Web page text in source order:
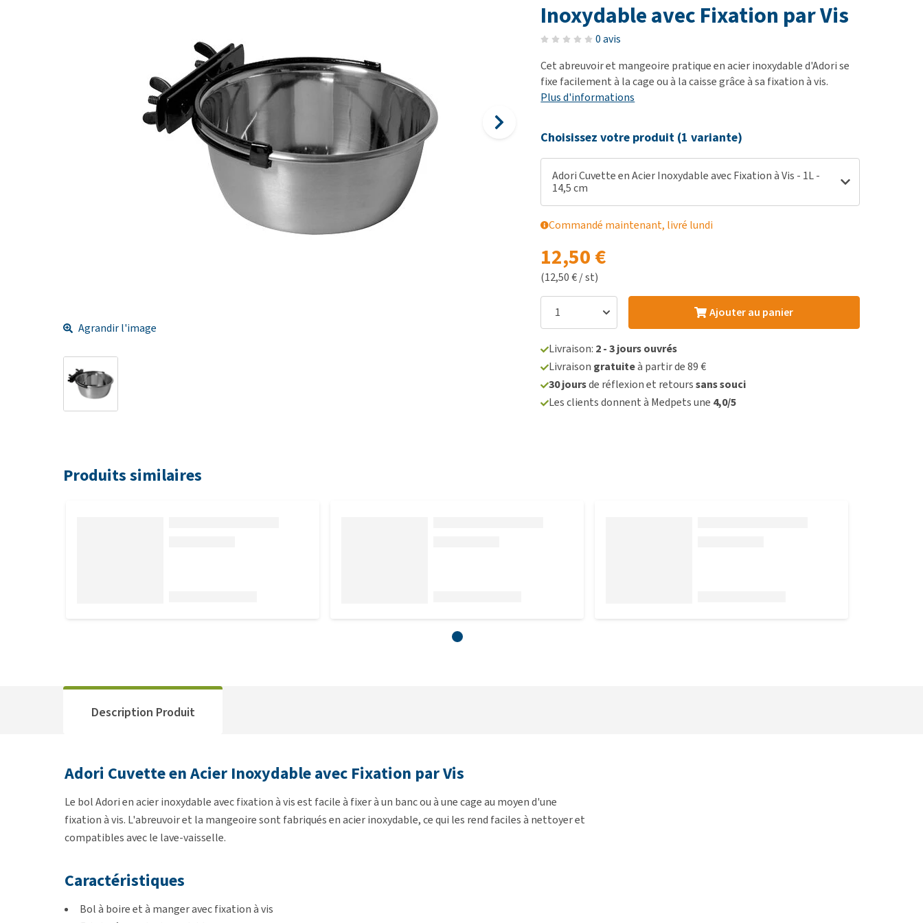
Tout afficher
Matériel médical
Problèmes articulaires et
de mobilité
Senior & Démence
Tout afficher
Problèmes gastro-
intestinaux
Tout afficher
Inoxydable avec Fixation par Vis
0 avis
Cet abreuvoir et mangeoire pratique en acier inoxydable d'Adori se
fixe facilement à la cage ou à la caisse grâce à sa fixation à vis.
Plus d'informations
Agrandir l'image
Choisissez votre produit (1 variante)
Adori Cuvette en Acier Inoxydable avec Fixation à Vis - 1L -
14,5 cm
Commandé maintenant, livré lundi
12,50 €
(12,50 € / st)
Ajouter au panier
Livraison: 2 - 3 jours ouvrés
Livraison gratuiteà partir de 89 €
30 joursde réflexion et retourssans souci
Les clients donnent à Medpets une 4,0/5
Produits similaires
Description Produit
Adori Cuvette en Acier Inoxydable avec Fixation par Vis
Le bol Adori en acier inoxydable avec fixation à vis est facile à fixer à un banc ou à une cage au moyen d'une
fixation à vis. L'abreuvoir et la mangeoire sont fabriqués en acier inoxydable, ce qui les rend faciles à nettoyer et
compatibles avec le lave-vaisselle.
Caractéristiques
Bol à boire et à manger avec fixation à vis